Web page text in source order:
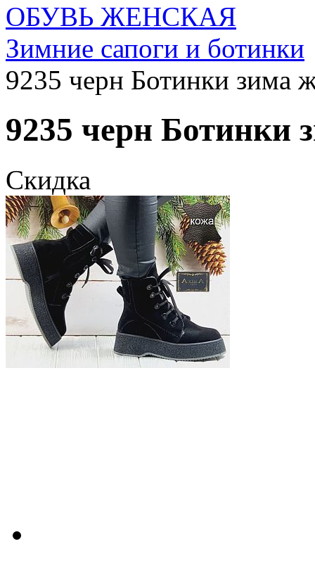
ОБУВЬ ЖЕНСКАЯ
Зимние сапоги и ботинки
9235 черн Ботинки зима
9235 черн Ботинки
Скидка